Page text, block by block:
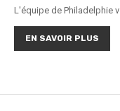
L'équipe de Philadelphie
EN SAVOIR PLUS